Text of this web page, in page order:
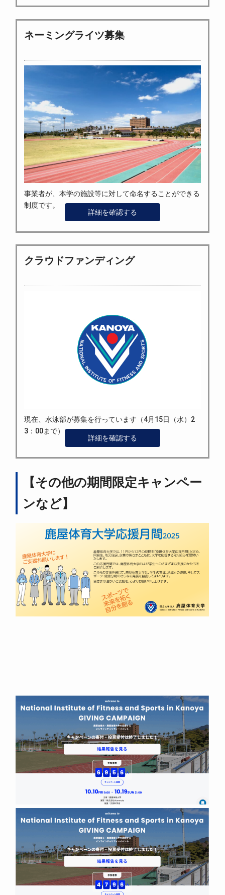
ネーミングライツ募集
事業者が、本学の施設等に対して命名することができる
制度です。
詳細を確認する
クラウドファンディング
現在、水泳部が募集を行っています（4月15日（水）2
3：00まで）。
詳細を確認する
【その他の期間限定キャンペー
ンなど】